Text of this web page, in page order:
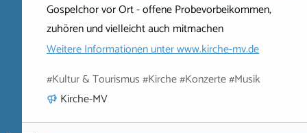
Gospelchor vor Ort - offene Probevorbeikommen,
zuhören und vielleicht auch mitmachen
Weitere Informationen unterwww.kirche-mv.de
#Kultur & Tourismus #Kirche #Konzerte #Musik
Kirche-MV